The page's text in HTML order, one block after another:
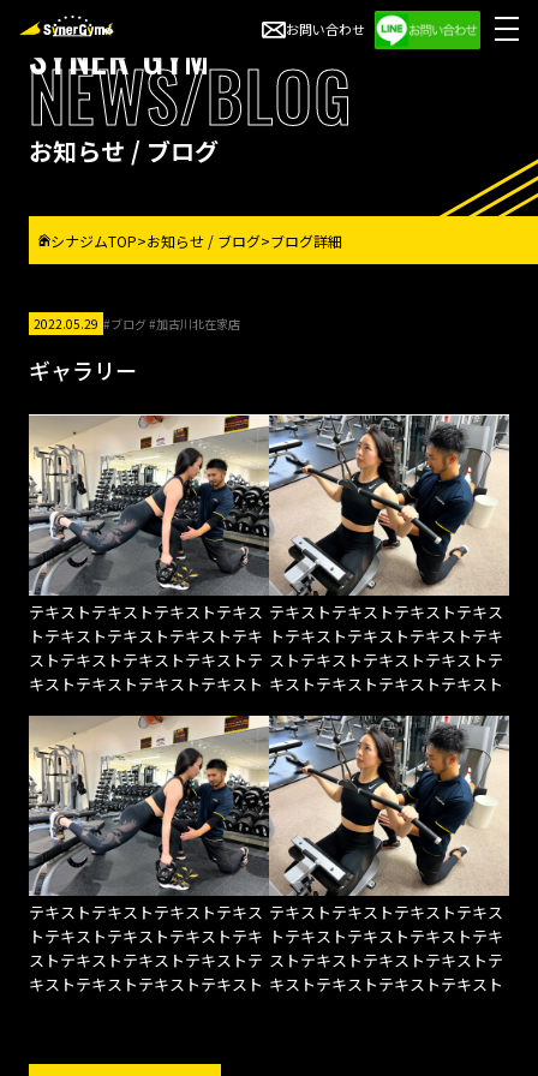
お問い合わせ
SYNER GYM
NEWS/BLOG
お知らせ / ブログ
シナジムTOP>お知らせ / ブログ>ブログ詳細
2022.05.29 #ブログ #加古川北在家店
ギャラリー
テキストテキストテキストテキス
トテキストテキストテキストテキ
ストテキストテキストテキストテ
キストテキストテキストテキスト
テキストテキストテキストテキス
トテキストテキストテキストテキ
ストテキストテキストテキストテ
キストテキストテキストテキスト
テキストテキストテキストテキス
トテキストテキストテキストテキ
ストテキストテキストテキストテ
キストテキストテキストテキスト
テキストテキストテキストテキス
トテキストテキストテキストテキ
ストテキストテキストテキストテ
キストテキストテキストテキスト